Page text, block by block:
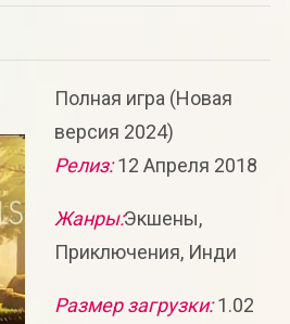
Полная игра (Новая
версия 2024)
Релиз:12 Апреля 2018
Жанры:Экшены,
Приключения, Инди
Размер загрузки:1.02